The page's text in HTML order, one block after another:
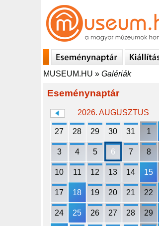
MUSEUM.HU » Galériák
Eseménynaptár
2026. AUGUSZTUS
27 28 29 30 31 1
3 4 5 6 7 8
10 11 12 13 14 15
17 18 19 20 21 22
24 25 26 27 28 29